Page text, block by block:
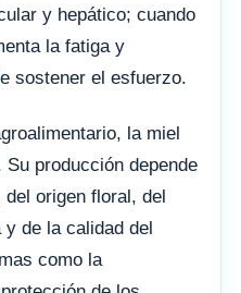
y hepático; cuando
la fatiga y
sostener el esfuerzo.
la miel
producción depende
origen floral, del
de la calidad del
como la